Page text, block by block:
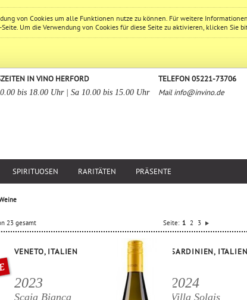
von Cookies um alle Funktionen nutze zu können. Für weitere
-Seite. Um die Verwendung von Cookies für diese Seite zu aktivieren, klicken Sie
IN VINO HERFORD
bis 18.00 Uhr | Sa 10.00 bis 15.00 Uhr
TELEFON 05221-73706
Mailinfo@invino.de
SPIRITUOSEN RARITÄTEN PRÄSENTE
23 gesamt Seite: 1 2 3
VENETO, ITALIEN
2023
Scaia Bianca
SARDINIEN, ITALIEN
2024
Villa Solais